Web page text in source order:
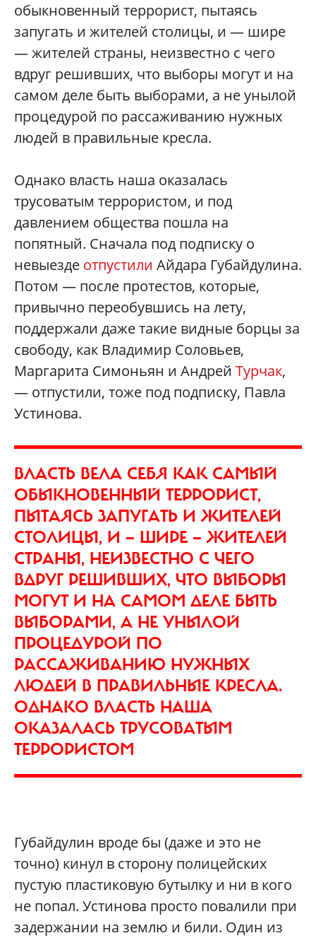
обыкновенный террорист, пытаясь
запугать и жителей столицы, и — шире
— жителей страны, неизвестно с чего
вдруг решивших, что выборы могут и на
самом деле быть выборами, а не унылой
процедурой по рассаживанию нужных
людей в правильные кресла.
Однако власть наша оказалась
трусоватым террористом, и под
давлением общества пошла на
попятный. Сначала под подписку о
невыезде отпустили Айдара Губайдулина.
Потом — после протестов, которые,
привычно переобувшись на лету,
поддержали даже такие видные борцы за
свободу, как Владимир Соловьев,
Маргарита Симоньян и Андрей Турчак,
— отпустили, тоже под подписку, Павла
Устинова.
ВЛАСТЬ ВЕЛА СЕБЯ КАК САМЫЙ
ОБЫКНОВЕННЫЙ ТЕРРОРИСТ,
ПЫТАЯСЬ ЗАПУГАТЬ И ЖИТЕЛЕЙ
СТОЛИЦЫ, И — ШИРЕ — ЖИТЕЛЕЙ
СТРАНЫ, НЕИЗВЕСТНО С ЧЕГО
ВДРУГ РЕШИВШИХ, ЧТО ВЫБОРЫ
МОГУТ И НА САМОМ ДЕЛЕ БЫТЬ
ВЫБОРАМИ, А НЕ УНЫЛОЙ
ПРОЦЕДУРОЙ ПО
РАССАЖИВАНИЮ НУЖНЫХ
ЛЮДЕЙ В ПРАВИЛЬНЫЕ КРЕСЛА.
ОДНАКО ВЛАСТЬ НАША
ОКАЗАЛАСЬ ТРУСОВАТЫМ
ТЕРРОРИСТОМ
Губайдулин вроде бы (даже и это не
точно) кинул в сторону полицейских
пустую пластиковую бутылку и ни в кого
не попал. Устинова просто повалили при
задержании на землю и били. Один из